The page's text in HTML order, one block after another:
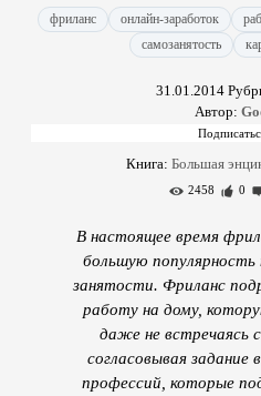
фриланс онлайн-заработок
самозанятость
31.01.2014
Автор:
Книга: Большая
2458 0
В настоящее время
большую популярность
занятости. Фриланс
работу на дому,
даже не встречаясь с
согласовывая задание
профессий, которые